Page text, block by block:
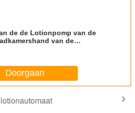
de de Lotionpomp van de
van de
Doorgaan